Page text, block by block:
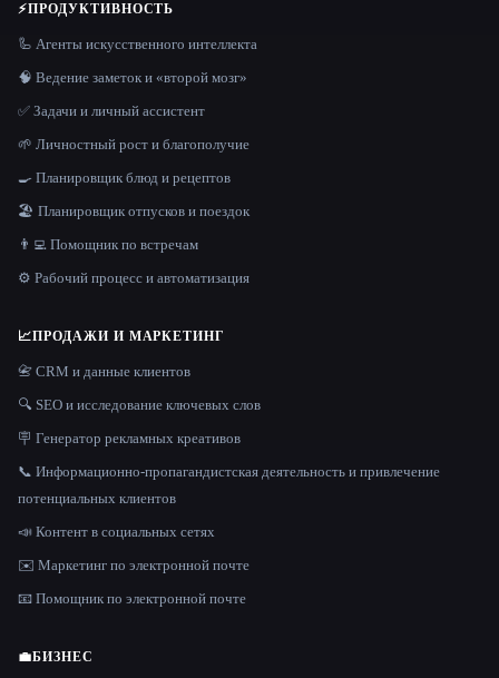
⚡ПРОДУКТИВНОСТЬ
🦾 Агенты искусственного интеллекта
🧠 Ведение заметок и «второй мозг»
✅ Задачи и личный ассистент
🌱 Личностный рост и благополучие
🍳 Планировщик блюд и рецептов
🏖 Планировщик отпусков и поездок
👨‍💻 Помощник по встречам
⚙️ Рабочий процесс и автоматизация
📈ПРОДАЖИ И МАРКЕТИНГ
📇 CRM и данные клиентов
🔍 SEO и исследование ключевых слов
🪧 Генератор рекламных креативов
📞 Информационно-пропагандистская деятельность и привлечение
потенциальных клиентов
📣 Контент в социальных сетях
✉️ Маркетинг по электронной почте
📧 Помощник по электронной почте
💼БИЗНЕС